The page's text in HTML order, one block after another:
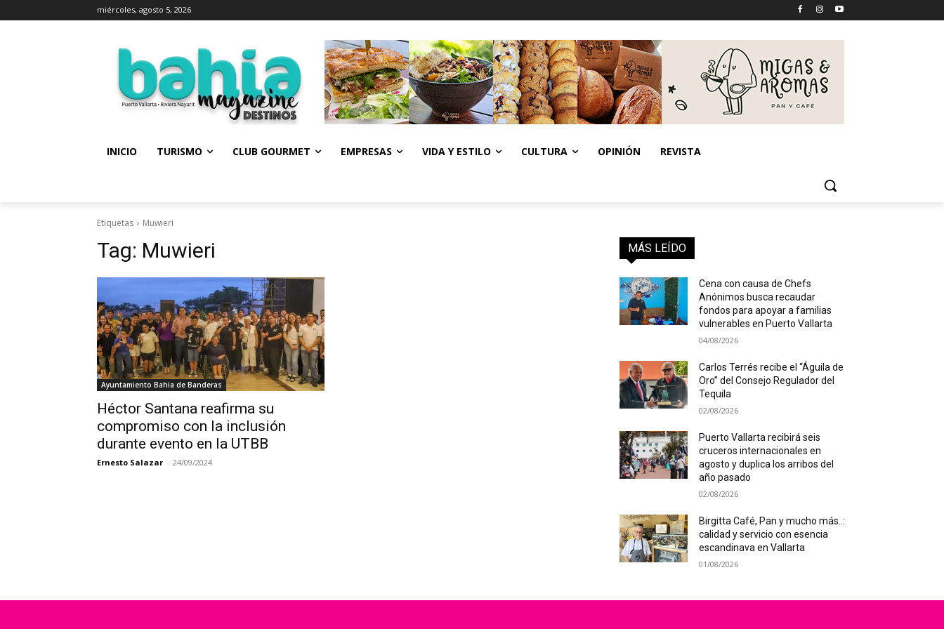
miércoles, agosto 5, 2026
INICIO TURISMO CLUB GOURMET EMPRESAS VIDA Y ESTILO CULTURA OPINIÓN REVISTA
Etiquetas Muwieri
Tag: Muwieri
Ayuntamiento Bahia de Banderas
Héctor Santana reafirma su
compromiso con la inclusión
durante evento en la UTBB
Ernesto Salazar - 24/09/2024
MÁS LEÍDO
Cena con causa de Chefs
Anónimos busca recaudar
fondos para apoyar a familias
vulnerables en Puerto Vallarta
04/08/2026
Carlos Terrés recibe el “Águila de
Oro” del Consejo Regulador del
Tequila
02/08/2026
Puerto Vallarta recibirá seis
cruceros internacionales en
agosto y duplica los arribos del
año pasado
02/08/2026
Birgitta Café, Pan y mucho más..:
calidad y servicio con esencia
escandinava en Vallarta
01/08/2026